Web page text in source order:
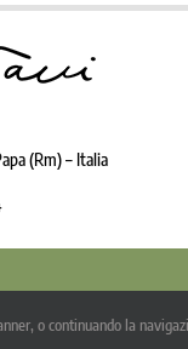
(Rm) – Italia
con un software libero
o continuando la